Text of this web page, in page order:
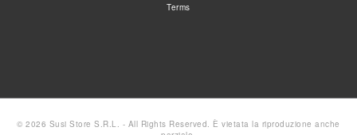
Terms
© 2026 Susi Store S.R.L. - All Rights Reserved. È vietata la riproduzione anche